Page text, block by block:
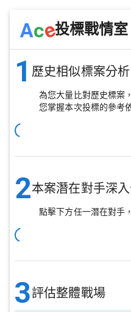
Ace投標戰情室
1 歷史相似標案分析
為您大量比對歷史標案
您掌握本次投標的參考
2本案潛在對手深
點擊下方任一潛在對手
3評估整體戰場